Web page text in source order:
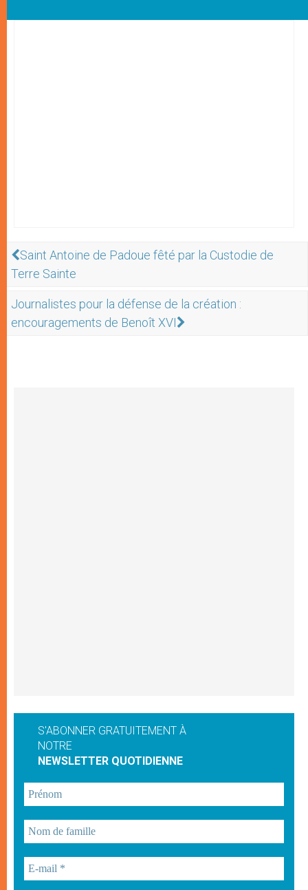
Saint Antoine de Padoue fêté par la Custodie de
Terre Sainte
Journalistes pour la défense de la création :
encouragements de Benoît XVI
S'ABONNER GRATUITEMENT À
NOTRE
NEWSLETTER QUOTIDIENNE